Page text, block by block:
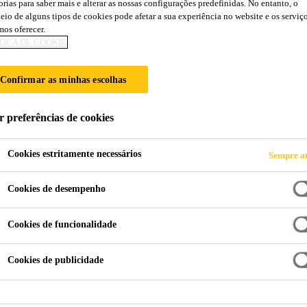
Sika estão melhorando a eficiência para
para saber mais e alterar as nossas configurações predefinidas. No entanto, o
de alguns tipos de cookies pode afetar a sua experiência no website e os
oferecer.
DE COOKIE
Confirmar as minhas escolhas
preferências de cookies
Cookies estritamente necessários Sempre
Cookies de desempenho
Cookies de funcionalidade
Cookies de publicidade